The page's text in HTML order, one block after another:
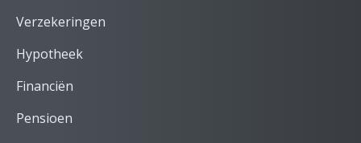
Verzekeringen
Hypotheek
Financiën
Pensioen